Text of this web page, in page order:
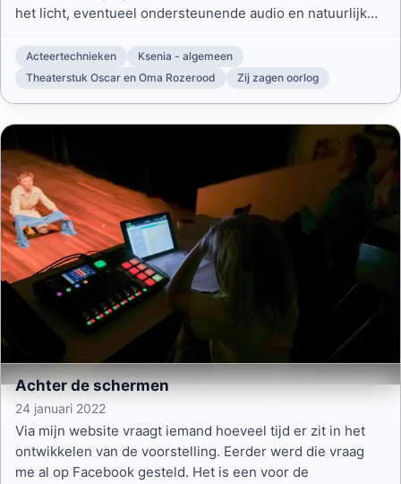
het licht, eventueel ondersteunende audio en natuurlijk
Acteertechnieken
Ksenia - algemeen
Theaterstuk Oscar en Oma Rozerood
Zij zagen oorlog
Achter de schermen
24 januari 2022
Via mijn website vraagt iemand hoeveel tijd er zit in het
ontwikkelen van de voorstelling. Eerder werd die vraag
me al op Facebook gesteld. Het is een voor de